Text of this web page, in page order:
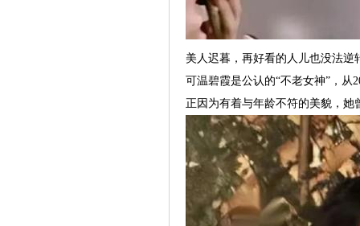
美人迟暮，再好看的人儿也没法
可温碧霞是公认的“不老女神”，从
正因为有着与年龄不符的美貌，